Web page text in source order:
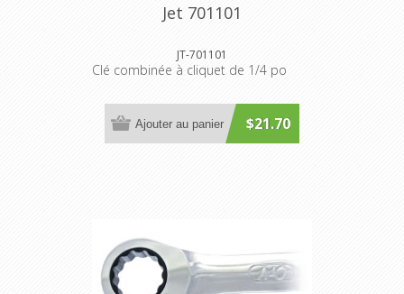
Jet 701101
JT-701101
Clé combinée à cliquet de 1/4 po
$21.70
Ajouter au panier